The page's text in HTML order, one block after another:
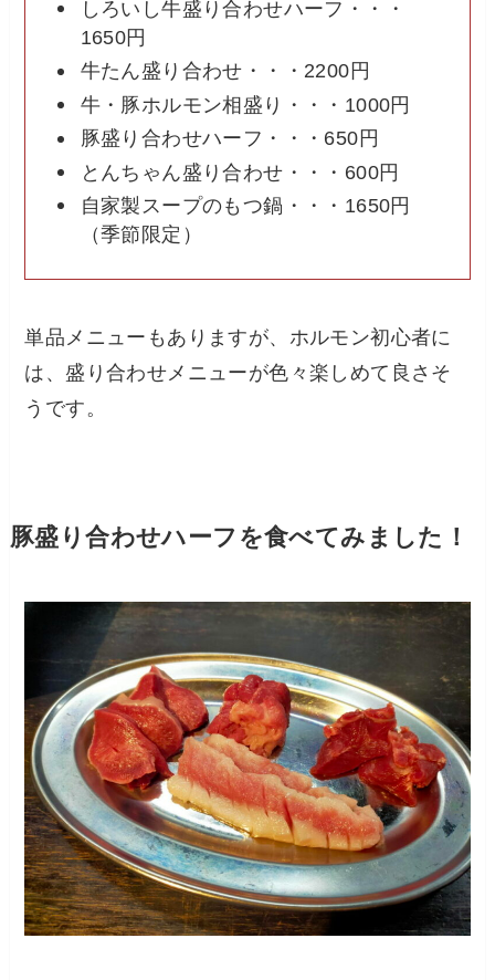
しろいし牛盛り合わせハーフ・・・
1650円
牛たん盛り合わせ・・・2200円
牛・豚ホルモン相盛り・・・1000円
豚盛り合わせハーフ・・・650円
とんちゃん盛り合わせ・・・600円
自家製スープのもつ鍋・・・1650円
（季節限定）
単品メニューもありますが、ホルモン初心者に
は、盛り合わせメニューが色々楽しめて良さそ
うです。
豚盛り合わせハーフを食べてみました！